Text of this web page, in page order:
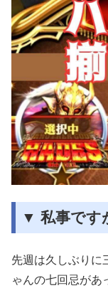
▼ 私事です
先週は久しぶりに
ゃんの七回忌があ